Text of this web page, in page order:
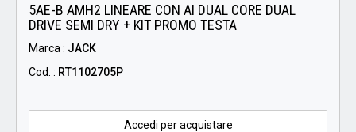
5AE-B AMH2 LINEARE CON AI DUAL CORE DUAL
DRIVE SEMI DRY + KIT PROMO TESTA
Marca : JACK
Cod. : RT1102705P
Accedi per acquistare